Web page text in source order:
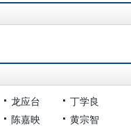
龙应台
丁学良
陈嘉映
黄宗智